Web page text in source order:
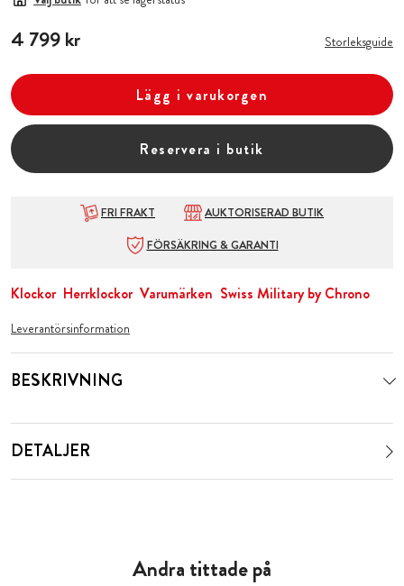
Pris:4 799 kr
4 799 kr Storleksguide
Lägg i varukorgen
Reservera i butik
FRI FRAKT
AUKTORISERAD BUTIK
FÖRSÄKRING & GARANTI
Klockor Herrklockor Varumärken Swiss Military by Chrono
Leverantörsinformation
BESKRIVNING
DETALJER
Andra tittade på